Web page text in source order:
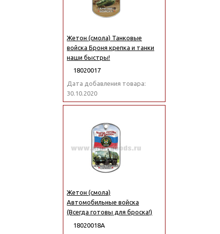
Жетон (смола) Танковые
войска Броня крепка и танки
наши быстры!
18020017
Дата добавления товара:
30.10.2020
Жетон (смола)
Автомобильные войска
(Всегда готовы для броска!)
18020018А